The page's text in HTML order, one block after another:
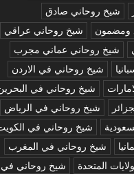
شيخ روحاني صادق
ومضمون
شيخ روحاني عراقي
شيخ روحاني عماني مجرب
شيخ روحاني في الاردن
شيخ روحاني في
شيخ روحاني في الرياض
شيخ روحاني في
شيخ روحاني في المغرب
المتحدة
شيخ روحاني في